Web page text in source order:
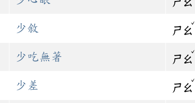
ㄕㄠ
少敘 ㄕㄠ
ˇ
少吃無著 ㄕㄠ
ˇ
少差 ㄕㄠ
ˇ